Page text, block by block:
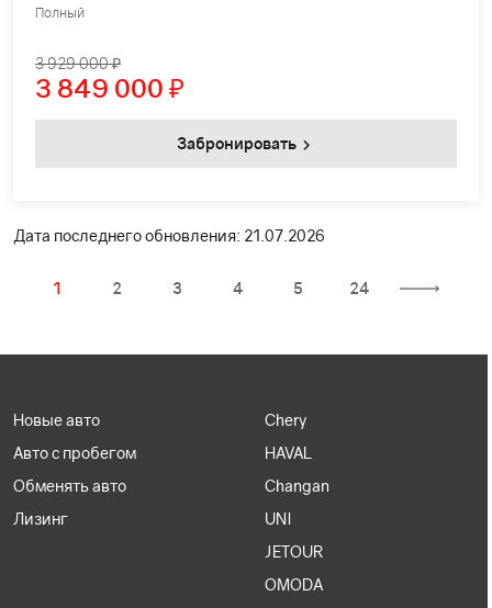
Полный
3 929 000 ₽
3 849 000 ₽
Забронировать
Дата последнего обновления: 21.07.2026
1 2 3 4 5 24
Новые авто
Авто с пробегом
Обменять авто
Лизинг
Chery
HAVAL
Changan
UNI
JETOUR
OMODA